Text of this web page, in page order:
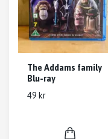
The Addams family
Blu-ray
49 kr